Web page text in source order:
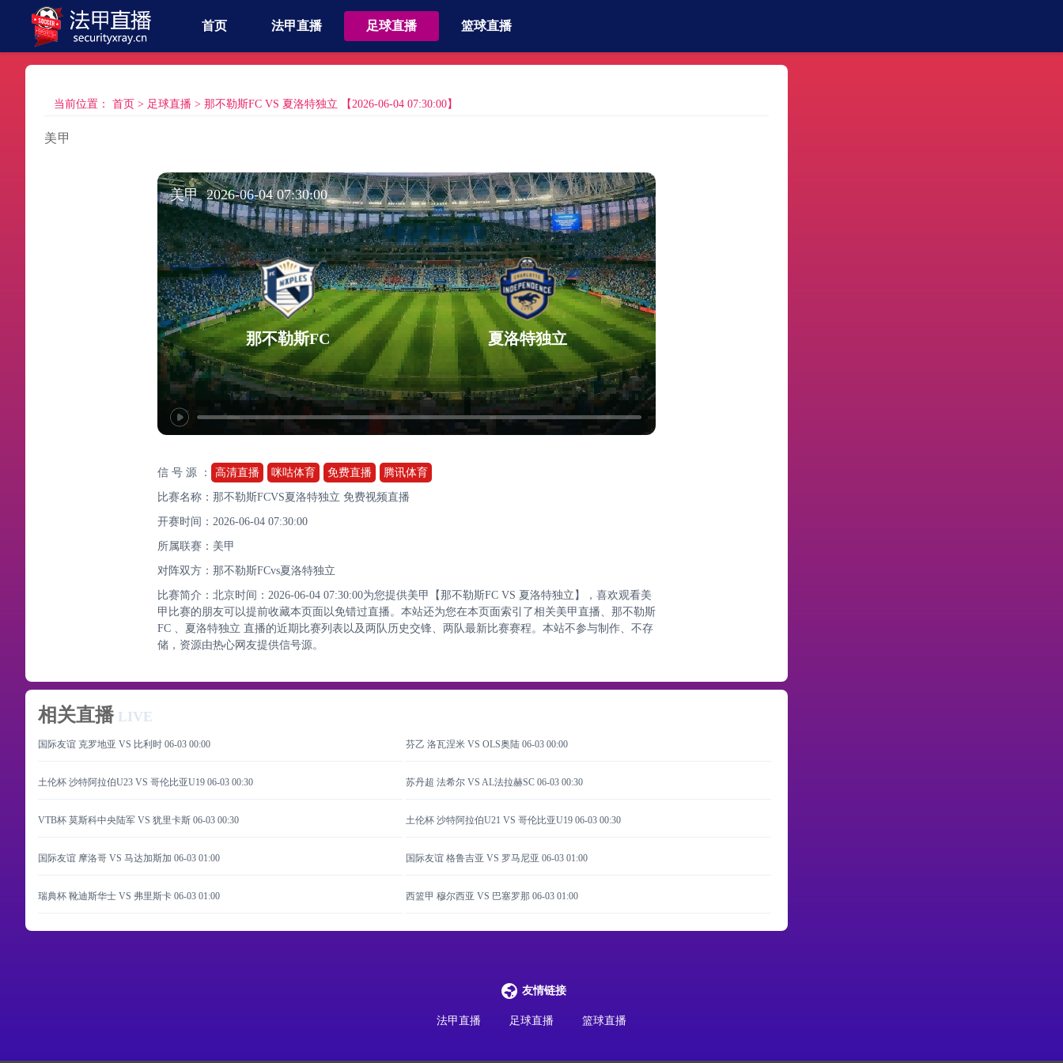
首页 法甲直播 足球直播 篮球直播
当前位置： 首页 > 足球直播 > 那不勒斯FC VS 夏洛特独立 【2026-06-04 07:30:00】
美甲
美甲 2026-06-04 07:30:00
那不勒斯FC 夏洛特独立
信 号 源 ： 高清直播 咪咕体育 免费直播 腾讯体育
比赛名称：那不勒斯FCVS夏洛特独立 免费视频直播
开赛时间：2026-06-04 07:30:00
所属联赛： 美甲
对阵双方：那不勒斯FCvs夏洛特独立
比赛简介：北京时间：2026-06-04 07:30:00为您提供美甲【那不勒斯FC VS 夏洛特独立】，喜欢观看美
甲比赛的朋友可以提前收藏本页面以免错过直播。本站还为您在本页面索引了相关美甲直播、那不勒斯
FC 、夏洛特独立 直播的近期比赛列表以及两队历史交锋、两队最新比赛赛程。本站不参与制作、不存
储，资源由热心网友提供信号源。
相关直播 LIVE
国际友谊 克罗地亚 VS 比利时 06-03 00:00 芬乙 洛瓦涅米 VS OLS奥陆06-03 00:00
土伦杯 沙特阿拉伯U23 VS 哥伦比亚U19 06-03 00:30 苏丹超 法希尔 VS AL法拉赫SC06-03 00:30
VTB杯 莫斯科中央陆军 VS 犹里卡斯 06-03 00:30 土伦杯 沙特阿拉伯U21 VS 哥伦比亚U1906-03 00:30
国际友谊 摩洛哥 VS 马达加斯加 06-03 01:00 国际友谊 格鲁吉亚 VS 罗马尼亚06-03 01:00
瑞典杯 靴迪斯华士 VS 弗里斯卡 06-03 01:00 西篮甲 穆尔西亚 VS 巴塞罗那06-03 01:00
友情链接
法甲直播 足球直播 篮球直播